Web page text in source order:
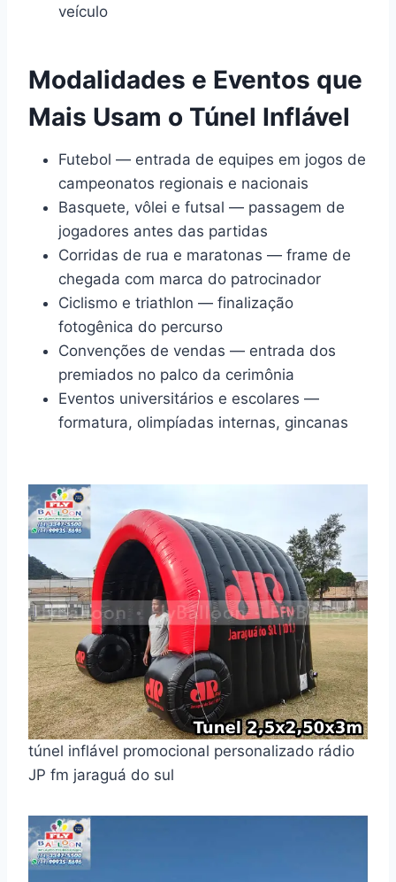
veículo
Modalidades e Eventos que
Mais Usam o Túnel Inflável
Futebol — entrada de equipes em jogos de
campeonatos regionais e nacionais
Basquete, vôlei e futsal — passagem de
jogadores antes das partidas
Corridas de rua e maratonas — frame de
chegada com marca do patrocinador
Ciclismo e triathlon — finalização
fotogênica do percurso
Convenções de vendas — entrada dos
premiados no palco da cerimônia
Eventos universitários e escolares —
formatura, olimpíadas internas, gincanas
túnel inflável promocional personalizado rádio
JP fm jaraguá do sul